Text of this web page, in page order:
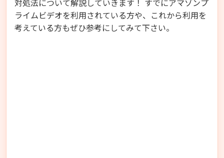
対処法について解説していきます！ すでにアマゾンプ
ライムビデオを利用されている方や、これから利用を
考えている方もぜひ参考にしてみて下さい。